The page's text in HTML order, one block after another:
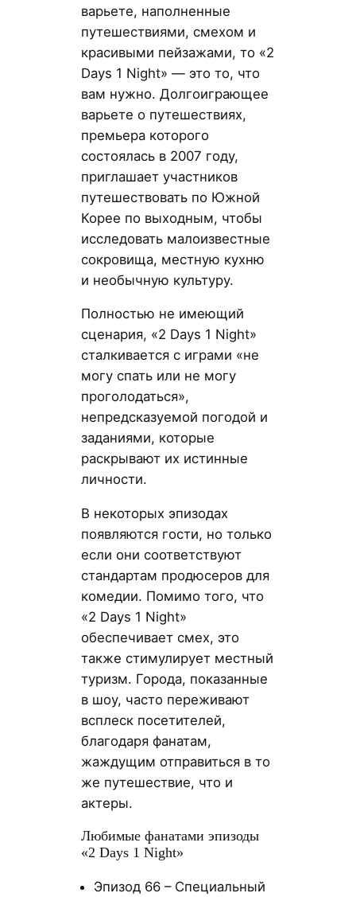
варьете, наполненные
путешествиями, смехом и
красивыми пейзажами, то «2
Days 1 Night» — это то, что
вам нужно. Долгоиграющее
варьете о путешествиях,
премьера которого
состоялась в 2007 году,
приглашает участников
путешествовать по Южной
Корее по выходным, чтобы
исследовать малоизвестные
сокровища, местную кухню
и необычную культуру.
Полностью не имеющий
сценария, «2 Days 1 Night»
сталкивается с играми «не
могу спать или не могу
проголодаться»,
непредсказуемой погодой и
заданиями, которые
раскрывают их истинные
личности.
В некоторых эпизодах
появляются гости, но только
если они соответствуют
стандартам продюсеров для
комедии. Помимо того, что
«2 Days 1 Night»
обеспечивает смех, это
также стимулирует местный
туризм. Города, показанные
в шоу, часто переживают
всплеск посетителей,
благодаря фанатам,
жаждущим отправиться в то
же путешествие, что и
актеры.
Любимые фанатами эпизоды
«2 Days 1 Night»
Эпизод 66 – Специальный